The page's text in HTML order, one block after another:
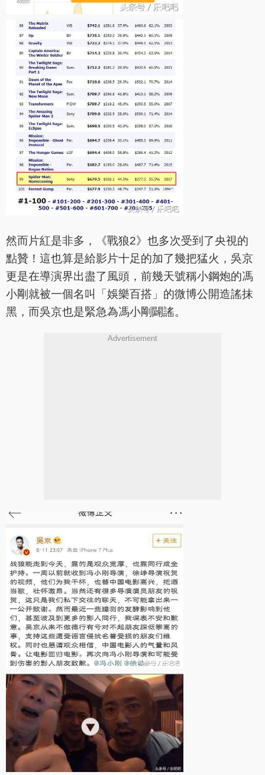
然而片紅是非多，《戰狼2》也多次受到了央視的
點贊！這也算是給影片十足的加了幾把猛火，吳京
更是在導演界出盡了風頭，前幾天號稱小鋼炮的馮
小剛就被一個名叫「娛樂百搭」的微博公開造謠抹
黑，而吳京也是緊急為馮小剛闢謠。
Advertisement